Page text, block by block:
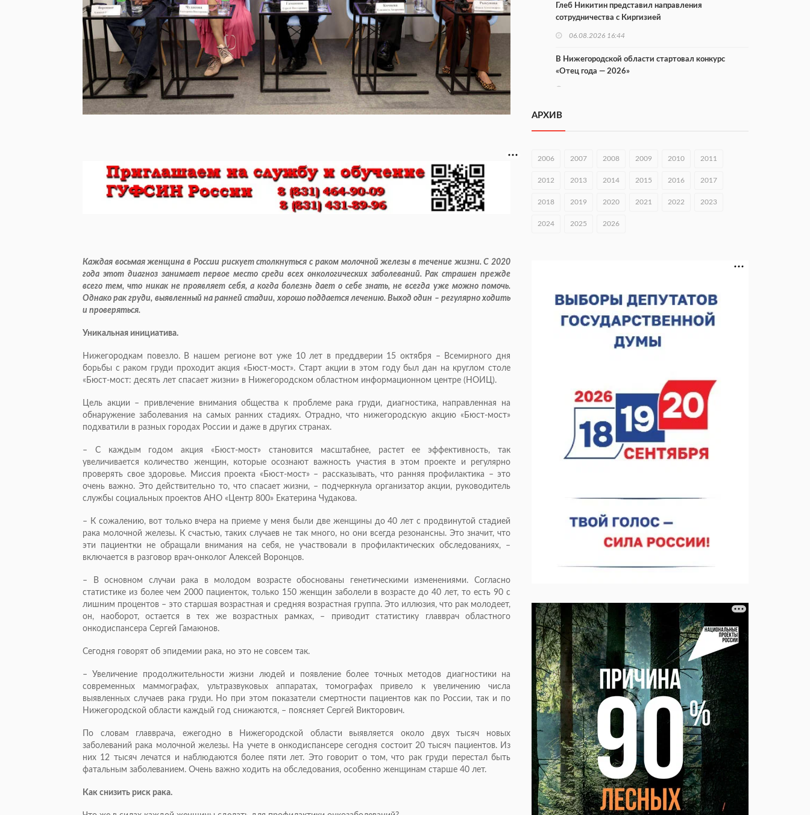
Каждая восьмая женщина в России рискует столкнуться с раком молочной железы в течение жизни. С 2020
года этот диагноз занимает первое место среди всех онкологических заболеваний. Рак страшен прежде
всего тем, что никак не проявляет себя, а когда болезнь дает о себе знать, не всегда уже можно помочь.
Однако рак груди, выявленный на ранней стадии, хорошо поддается лечению. Выход один – регулярно ходить
и проверяться.
Уникальная инициатива.
Нижегородкам повезло. В нашем регионе вот уже 10 лет в преддверии 15 октября – Всемирного дня
борьбы с раком груди проходит акция «Бюст-мост». Старт акции в этом году был дан на круглом столе
«Бюст-мост: десять лет спасает жизни» в Нижегородском областном информационном центре (НОИЦ).
Цель акции – привлечение внимания общества к проблеме рака груди, диагностика, направленная на
обнаружение заболевания на самых ранних стадиях. Отрадно, что нижегородскую акцию «Бюст-мост»
подхватили в разных городах России и даже в других странах.
– С каждым годом акция «Бюст-мост» становится масштабнее, растет ее эффективность, так
увеличивается количество женщин, которые осознают важность участия в этом проекте и регулярно
проверять свое здоровье. Миссия проекта «Бюст-мост» – рассказывать, что ранняя профилактика – это
очень важно. Это действительно то, что спасает жизни, – подчеркнула организатор акции, руководитель
службы социальных проектов АНО «Центр 800» Екатерина Чудакова.
– К сожалению, вот только вчера на приеме у меня были две женщины до 40 лет с продвинутой стадией
рака молочной железы. К счастью, таких случаев не так много, но они всегда резонансны. Это значит, что
эти пациентки не обращали внимания на себя, не участвовали в профилактических обследованиях, –
включается в разговор врач-онколог Алексей Воронцов.
– В основном случаи рака в молодом возрасте обоснованы генетическими изменениями. Согласно
статистике из более чем 2000 пациенток, только 150 женщин заболели в возрасте до 40 лет, то есть 90 с
лишним процентов – это старшая возрастная и средняя возрастная группа. Это иллюзия, что рак молодеет,
он, наоборот, остается в тех же возрастных рамках, – приводит статистику главврач областного
онкодиспансера Сергей Гамаюнов.
Сегодня говорят об эпидемии рака, но это не совсем так.
– Увеличение продолжительности жизни людей и появление более точных методов диагностики на
современных маммографах, ультразвуковых аппаратах, томографах привело к увеличению числа
выявленных случаев рака груди. Но при этом показатели смертности пациентов как по России, так и по
Нижегородской области каждый год снижаются, – поясняет Сергей Викторович.
По словам главврача, ежегодно в Нижегородской области выявляется около двух тысяч новых
заболеваний рака молочной железы. На учете в онкодиспансере сегодня состоит 20 тысяч пациентов. Из
них 12 тысяч лечатся и наблюдаются более пяти лет. Это говорит о том, что рак груди перестал быть
фатальным заболеванием. Очень важно ходить на обследования, особенно женщинам старше 40 лет.
Как снизить риск рака.
Глеб Никитин представил направления
сотрудничества с Киргизией
06.08.2026 16:44
В Нижегородской области стартовал конкурс
«Отец года — 2026»
Городец подписал соглашения с Кара-Кулем и
вырос в 1,9 раза
В Нижнем Новгороде открыли фестиваль «Семья
06.08.2026 15:26
Видели ночь, бежали всю ночь... На
Нижневолжской набережной прошел необычный
06.08.2026 15:05
Нижегородские хирурги выполнили трансоральную
операцию на щитовидной железе
06.08.2026 15:03
АРХИВ
2006 2007 2008 2009 2010 2011
2012 2013 2014 2015 2016 2017
2018 2019 2020 2021 2022 2023
2024 2025 2026